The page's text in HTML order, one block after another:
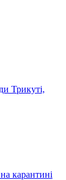
Трикуті,
карантині